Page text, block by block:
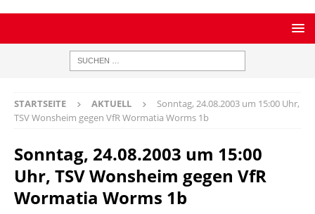
STARTSEITE AKTUELL
Sonntag, 24.08.2003 um 15:00 Uhr,
TSV Wonsheim gegen VfR Wormatia Worms 1b
Sonntag, 24.08.2003 um 15:00
Uhr, TSV Wonsheim gegen VfR
Wormatia Worms 1b